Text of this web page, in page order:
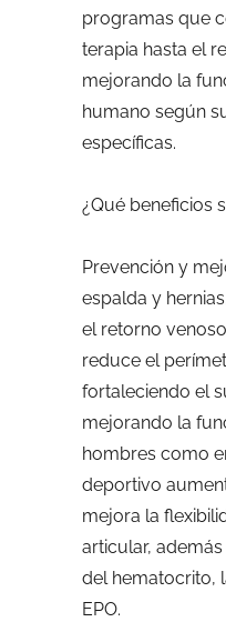
programas que
terapia hasta el
mejorando la
humano según
específicas.
¿Qué beneficios
Prevención y
espalda y
el retorno
reduce el
fortaleciendo el
mejorando la
hombres como
deportivo
mejora la
articular,
del hematocrito,
EPO.